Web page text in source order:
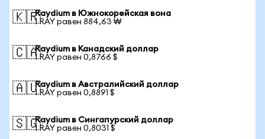
🇰🇷Raydium в Южнокорейская вона
1 RAY равен 884,63 ₩
🇨🇦Raydium в Канадский доллар
1 RAY равен 0,8766 $
🇦🇺Raydium в Австралийский доллар
1 RAY равен 0,8891 $
🇸🇬Raydium в Сингапурский доллар
1 RAY равен 0,8031 $